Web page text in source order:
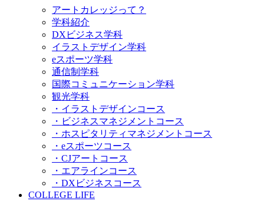
アートカレッジって？
学科紹介
DXビジネス学科
イラストデザイン学科
eスポーツ学科
通信制学科
国際コミュニケーション学科
観光学科
・イラストデザインコース
・ビジネスマネジメントコース
・ホスピタリティマネジメントコース
・eスポーツコース
・CJアートコース
・エアラインコース
・DXビジネスコース
COLLEGE LIFE